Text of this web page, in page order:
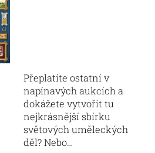
Přeplatíte ostatní v
napínavých aukcích a
dokážete vytvořit tu
nejkrásnější sbírku
světových uměleckých
děl? Nebo…